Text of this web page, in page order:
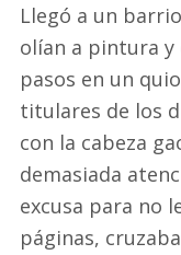
Llegó a un
olían a pintura y
pasos en un
titulares de los
con la cabeza
demasiada
excusa para no
páginas,